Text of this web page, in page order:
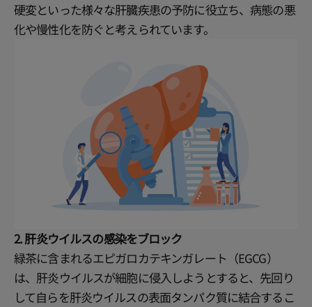
硬変といった様々な肝臓疾患の予防に役立ち、病態の悪
化や慢性化を防ぐと考えられています。
2. 肝炎ウイルスの感染をブロック
緑茶に含まれるエピガロカテキンガレート（EGCG）
は、肝炎ウイルスが細胞に侵入しようとすると、先回り
して自らを肝炎ウイルスの表面タンパク質に結合するこ